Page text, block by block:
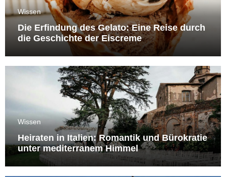
Wissen
Die Erfindung des Gelato: Eine Reise durch
die Geschichte der Eiscreme
Wissen
Heiraten in Italien: Romantik und Bürokratie
unter mediterranem Himmel